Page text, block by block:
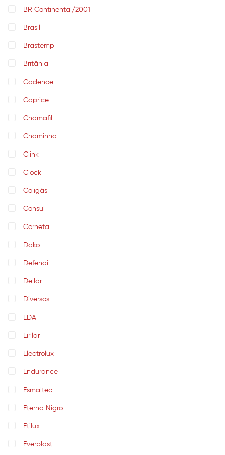
BR Continental/2001
Brasil
Brastemp
Britânia
Cadence
Caprice
Chamafil
Chaminha
Clink
Clock
Coligás
Consul
Corneta
Dako
Defendi
Dellar
Diversos
EDA
Eirilar
Electrolux
Endurance
Esmaltec
Eterna Nigro
Etilux
Everplast